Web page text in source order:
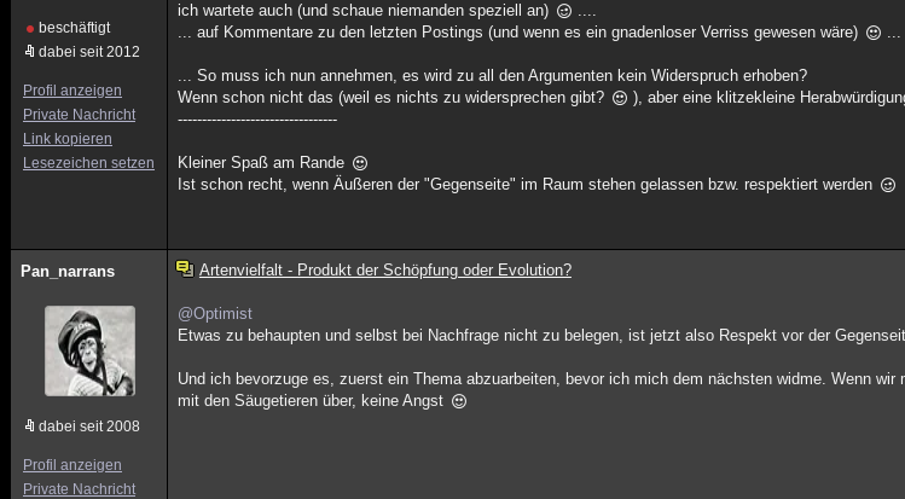
beschäftigt
dabei seit 2012
Profil anzeigen
Private Nachricht
Link kopieren
Lesezeichen setzen
ich wartete auch (und schaue niemanden speziell an)
....
... auf Kommentare zu den letzten Postings (und wenn es ein gnadenloser Verriss gewesen wäre)
...
... So muss ich nun annehmen, es wird zu all den Argumenten kein Widerspruch erhoben?
Wenn schon nicht das (weil es nichts zu widersprechen gibt?
), aber eine klitzekleine
---------------------------------
Kleiner Spaß am Rande
Ist schon recht, wenn Äußeren der "Gegenseite" im Raum stehen gelassen bzw. respektiert werden
Pan_narrans
dabei seit 2008
Profil anzeigen
Private Nachricht
Artenvielfalt - Produkt der Schöpfung oder Evolution?
@Optimist
Etwas zu behaupten und selbst bei Nachfrage nicht zu belegen, ist jetzt also Respekt vor der
Und ich bevorzuge es, zuerst ein Thema abzuarbeiten, bevor ich mich dem nächsten widme. Wenn
mit den Säugetieren über, keine Angst